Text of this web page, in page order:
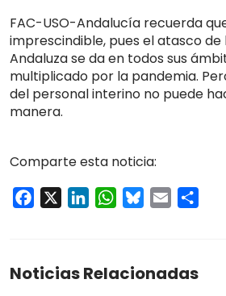
FAC-USO-Andalucía recuerda
imprescindible, pues el atasco
Andaluza se da en todos sus
multiplicado por la pandemia.
del personal interino no puede
manera.
Comparte esta noticia:
Facebook LinkedInWhatsApp
Bluesky
Email
Noticias Relacionadas